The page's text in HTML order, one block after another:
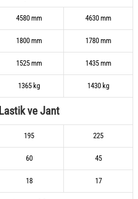
4580 mm 4630 mm
1800 mm 1780 mm
1525 mm 1435 mm
1365 kg 1430 kg
Lastik ve Jant
195 225
60 45
18 17